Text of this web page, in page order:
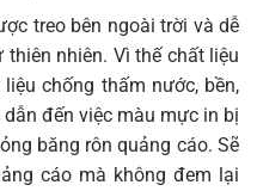
treo bên ngoài trời và dễ
nhiên. Vì thế chất liệu
chống thấm nước, bền,
đến việc màu mực in bị
băng rôn quảng cáo. Sẽ
cáo mà không đem lại